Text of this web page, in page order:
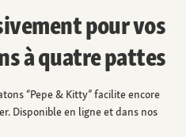
pour vos
à quatre pattes
“Pepe & Kitty” facilite encore
Disponible en ligne et dans nos